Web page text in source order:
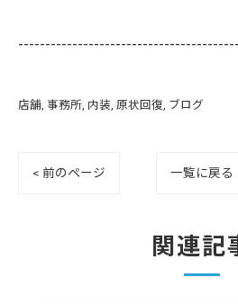
店舗 事務所 内装 原状回復 ブログ
< 前のページ 一覧に戻る
関連記